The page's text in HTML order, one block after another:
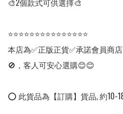
🎨2個款式可供選擇🎨
⭐⭐⭐⭐⭐⭐⭐⭐⭐⭐⭐⭐⭐⭐⭐
本店為✅正版正貨✅承諾會員商
🚫，客人可安心選購😊😊
⭕ 此貨品為【訂購】貨品, 約10-